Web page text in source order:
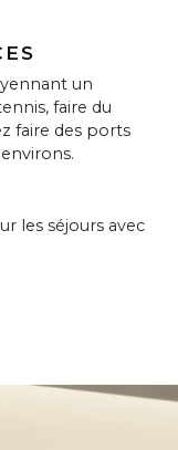
un
faire du
faire des ports
les séjours avec